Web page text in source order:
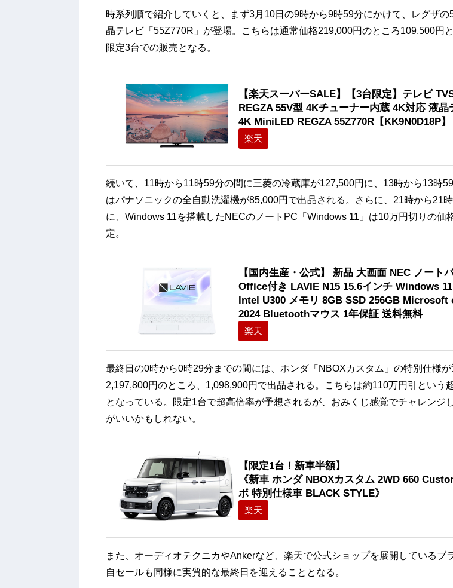
時系列順で紹介していくと、まず3月10日の9時から9時59分にかけて、レグザの
晶テレビ「55Z770R」が登場。こちらは通常価格219,000円のところ109,500円と
限定3台での販売となる。
【楽天スーパーSALE】【3台限定】テレビ
REGZA 55V型 4Kチューナー内蔵 4K対応 液晶
4K MiniLED REGZA 55Z770R【KK9N0D18P】
楽天
続いて、11時から11時59分の間に三菱の冷蔵庫が127,500円に、13時から13時
はパナソニックの全自動洗濯機が85,000円で出品される。さらに、21時から21
に、Windows 11を搭載したNECのノートPC「Windows 11」は10万円切りの価
定。
【国内生産・公式】 新品 大画面 NEC ノート
Office付き LAVIE N15 15.6インチ Windows
Intel U300 メモリ 8GB SSD 256GB Microsoft
2024 Bluetoothマウス 1年保証 送料無料
楽天
最終日の0時から0時29分までの間には、ホンダ「NBOXカスタム」の特別仕様が
2,197,800円のところ、1,098,900円で出品される。こちらは約110万円引という
となっている。限定1台で超高倍率が予想されるが、おみくじ感覚でチャレンジ
がいいかもしれない。
【限定1台！新車半額】
《新車 ホンダ NBOXカスタム 2WD 660
ボ 特別仕様車 BLACK STYLE》
楽天
また、オーディオテクニカやAnkerなど、楽天で公式ショップを展開しているブ
自セールも同様に実質的な最終日を迎えることとなる。